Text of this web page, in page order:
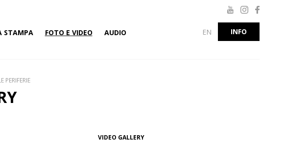
STAMPA FOTO E VIDEO AUDIO INFO
EN
PERIFERIE
VIDEO GALLERY